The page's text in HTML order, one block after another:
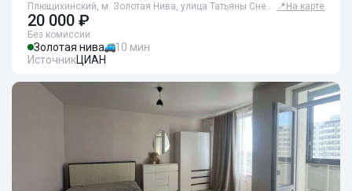
Плющихинский, м. Золотая Нива, улица Татьяны Сне… 📍 На карте
20 000 ₽
Без комиссии
Золотая нива
10 мин
ИсточникЦИАН